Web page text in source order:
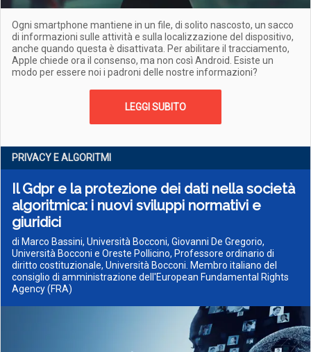
Ogni smartphone mantiene in un file, di solito nascosto, un sacco
di informazioni sulle attività e sulla localizzazione del dispositivo,
anche quando questa è disattivata. Per abilitare il tracciamento,
Apple chiede ora il consenso, ma non così Android. Esiste un
modo per essere noi i padroni delle nostre informazioni?
LEGGI SUBITO
PRIVACY E ALGORITMI
Il Gdpr e la protezione dei dati nella società
algoritmica: i nuovi sviluppi normativi e
giuridici
di Marco Bassini, Università Bocconi, Giovanni De Gregorio,
Università Bocconi e Oreste Pollicino, Professore ordinario di
diritto costituzionale, Università Bocconi. Membro italiano del
consiglio di amministrazione dell'European Fundamental Rights
Agency (FRA)